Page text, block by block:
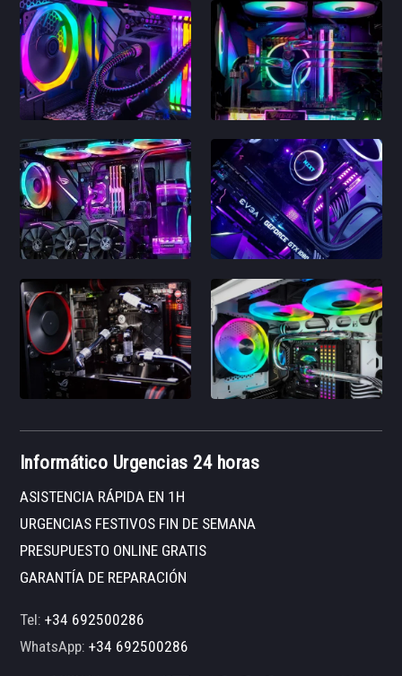
Informático Urgencias 24 horas
ASISTENCIA RÁPIDA EN 1H
URGENCIAS FESTIVOS FIN DE SEMANA
PRESUPUESTO ONLINE GRATIS
GARANTÍA DE REPARACIÓN
Tel:+34 692500286
WhatsApp:+34 692500286